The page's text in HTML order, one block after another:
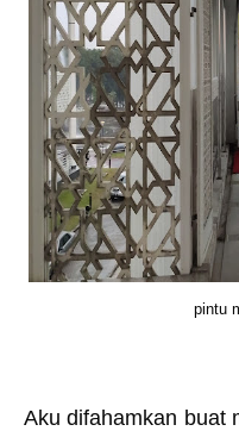
pintu
Aku difahamkan buat